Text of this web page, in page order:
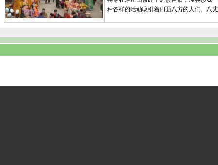
种各样的活动吸引着四面八方的人们。八